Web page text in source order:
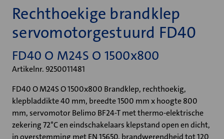
Rechthoekige brandklep
servomotorgestuurd FD40
FD40 O M24S O 1500x800
Artikelnr. 9250011481
FD40 O M24S O 1500x800 Brandklep, rechthoekig,
klepbladdikte 40 mm, breedte 1500 mm x hoogte 800
mm, servomotor Belimo BF24-T met thermo-elektrische
zekering 72°C en eindschakelaars klepstand open en dicht,
in overstemming met EN 15650, brandwerendheid tot 120